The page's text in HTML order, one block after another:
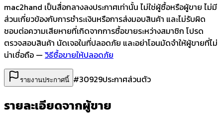
mac2hand เป็นสื่อกลางลงประกาศเท่านั้น ไม่ใช่ผู้ซื้อหรือผู้ขาย ไม่มี
ส่วนเกี่ยวข้องกับการชำระเงินหรือการส่งมอบสินค้า และไม่รับผิด
ชอบต่อความเสียหายที่เกิดจากการซื้อขายระหว่างสมาชิก โปรด
ตรวจสอบสินค้า นัดเจอในที่ปลอดภัย และอย่าโอนมัดจำให้ผู้ขายที่ไม่
น่าเชื่อถือ — วิธีซื้อขายให้ปลอดภัย
รายงานประกาศนี้ #30929ประกาศส่วนตัว
รายละเอียดจากผู้ขาย